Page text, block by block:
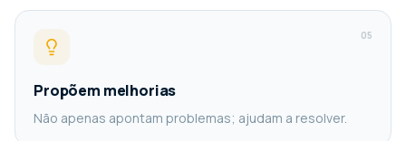
05
Propõem melhorias
Não apenas apontam problemas; ajudam a resolver.